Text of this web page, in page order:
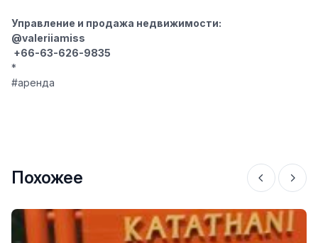
Управление и продажа недвижимости:
@valeriiamiss
+66-63-626-9835
*
#аренда
Похожее